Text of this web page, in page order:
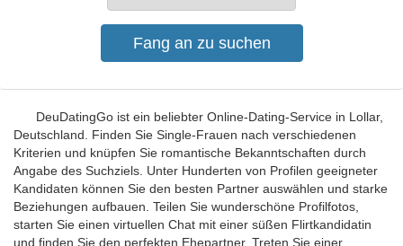
DeuDatingGo ist ein beliebter Online-Dating-Service in Lollar,
Deutschland. Finden Sie Single-Frauen nach verschiedenen
Kriterien und knüpfen Sie romantische Bekanntschaften durch
Angabe des Suchziels. Unter Hunderten von Profilen geeigneter
Kandidaten können Sie den besten Partner auswählen und starke
Beziehungen aufbauen. Teilen Sie wunderschöne Profilfotos,
starten Sie einen virtuellen Chat mit einer süßen Flirtkandidatin
und finden Sie den perfekten Ehepartner. Treten Sie einer